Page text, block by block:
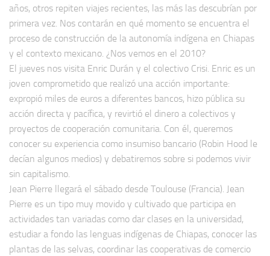
años, otros repiten viajes recientes, las más las descubrían por
primera vez. Nos contarán en qué momento se encuentra el
proceso de construcción de la autonomía indígena en Chiapas
y el contexto mexicano. ¿Nos vemos en el 2010?
El jueves nos visita Enric Durán y el colectivo Crisi. Enric es un
joven comprometido que realizó una acción importante:
expropió miles de euros a diferentes bancos, hizo pública su
acción directa y pacífica, y revirtió el dinero a colectivos y
proyectos de cooperación comunitaria. Con él, queremos
conocer su experiencia como insumiso bancario (Robin Hood le
decían algunos medios) y debatiremos sobre si podemos vivir
sin capitalismo.
Jean Pierre llegará el sábado desde Toulouse (Francia). Jean
Pierre es un tipo muy movido y cultivado que participa en
actividades tan variadas como dar clases en la universidad,
estudiar a fondo las lenguas indígenas de Chiapas, conocer las
plantas de las selvas, coordinar las cooperativas de comercio